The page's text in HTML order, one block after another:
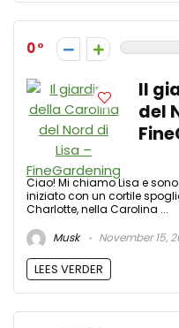
0
Il
del
Ciao! Mi chiamo Lisa e
iniziato con un cortile
Charlotte, nella Carolina ...
Musk
November 15,
LEES VERDER